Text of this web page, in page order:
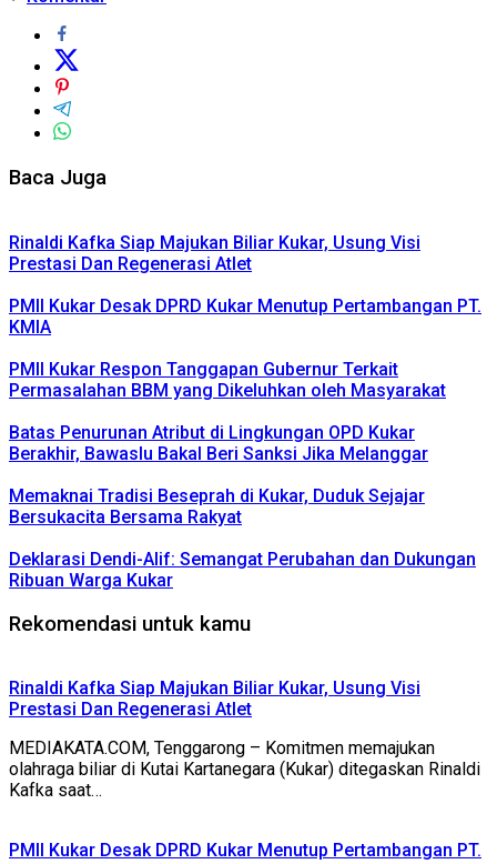
Baca Juga
Rinaldi Kafka Siap Majukan Biliar Kukar, Usung Visi
Prestasi Dan Regenerasi Atlet
PMII Kukar Desak DPRD Kukar Menutup Pertambangan PT.
KMIA
PMII Kukar Respon Tanggapan Gubernur Terkait
Permasalahan BBM yang Dikeluhkan oleh Masyarakat
Batas Penurunan Atribut di Lingkungan OPD Kukar
Berakhir, Bawaslu Bakal Beri Sanksi Jika Melanggar
Memaknai Tradisi Beseprah di Kukar, Duduk Sejajar
Bersukacita Bersama Rakyat
Deklarasi Dendi-Alif: Semangat Perubahan dan Dukungan
Ribuan Warga Kukar
Rekomendasi untuk kamu
Rinaldi Kafka Siap Majukan Biliar Kukar, Usung Visi
Prestasi Dan Regenerasi Atlet
MEDIAKATA.COM, Tenggarong – Komitmen memajukan
olahraga biliar di Kutai Kartanegara (Kukar) ditegaskan Rinaldi
Kafka saat…
PMII Kukar Desak DPRD Kukar Menutup Pertambangan PT.